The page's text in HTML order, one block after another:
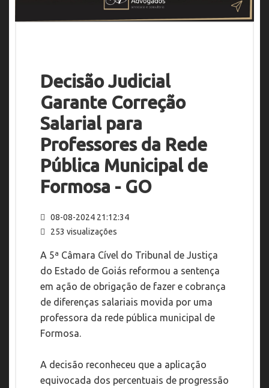
Decisão Judicial
Garante Correção
Salarial para
Professores da Rede
Pública Municipal de
Formosa - GO
08-08-2024 21:12:34
253 visualizações
A 5ª Câmara Cível do Tribunal de Justiça
do Estado de Goiás reformou a sentença
em ação de obrigação de fazer e cobrança
de diferenças salariais movida por uma
professora da rede pública municipal de
Formosa.
A decisão reconheceu que a aplicação
equivocada dos percentuais de progressão